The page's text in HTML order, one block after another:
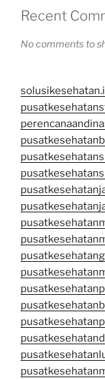
Recent
No comments to